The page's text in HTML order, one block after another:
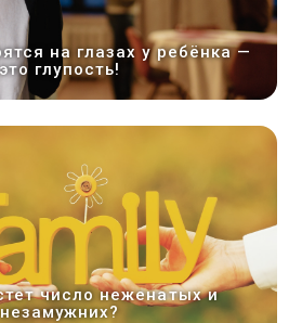
на глазах у ребёнка —
это глупость!
число неженатых и
незамужних?